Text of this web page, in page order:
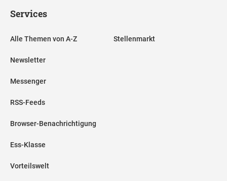
Services
Alle Themen von A-Z
Newsletter
Messenger
RSS-Feeds
Browser-Benachrichtigung
Ess-Klasse
Vorteilswelt
Stellenmarkt